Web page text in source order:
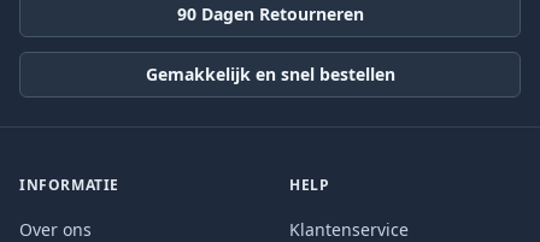
90 Dagen Retourneren
Gemakkelijk en snel bestellen
INFORMATIE
Over ons
HELP
Klantenservice